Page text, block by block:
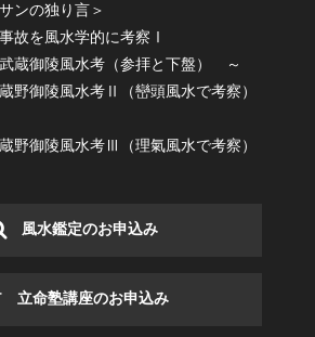
ンの独り言＞
故を風水学的に考察Ⅰ
蔵御陵風水考（参拝と下盤） ～
野御陵風水考Ⅱ（巒頭風水で考察）
野御陵風水考Ⅲ（理氣風水で考察）
風水鑑定のお申込み
立命塾講座のお申込み